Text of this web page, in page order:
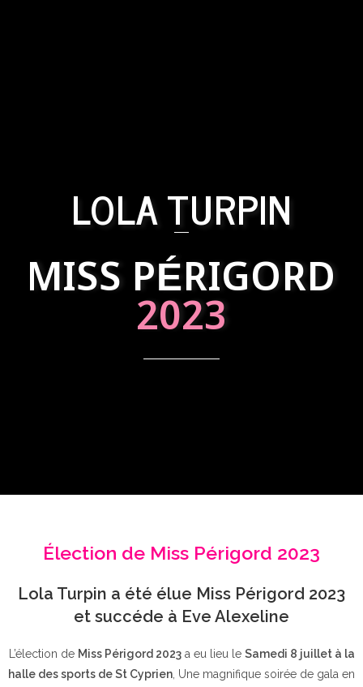
LOLA TURPIN
MISS PÉRIGORD
2023
Élection de Miss Périgord 2023
Lola Turpin a été élue Miss Périgord 2023
et succéde à Eve Alexeline
L’élection de Miss Périgord 2023a eu lieu le Samedi 8 juillet à la
halle des sports de St Cyprien , Une magnifique soirée de gala en